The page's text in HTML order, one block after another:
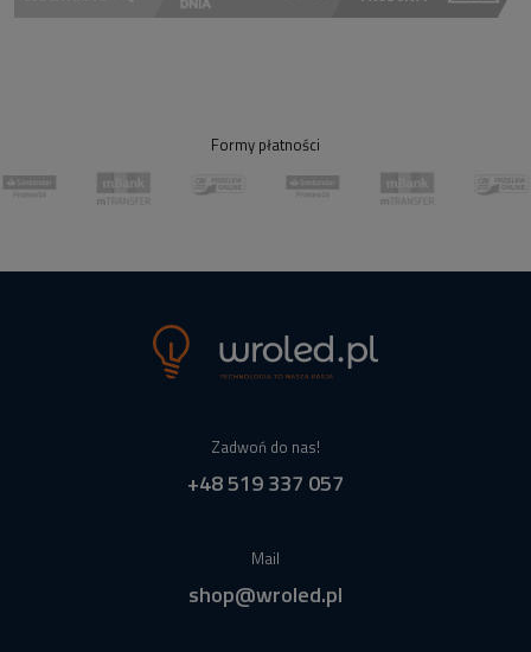
Formy płatności
Zadwoń do nas!
+48 519 337 057
Mail
shop@wroled.pl